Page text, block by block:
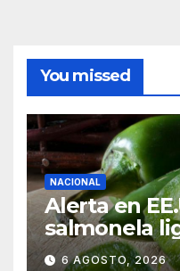
You missed
NACIONAL
Alerta en
salmonela
mexicanos;
6 AGOSTO, 2026